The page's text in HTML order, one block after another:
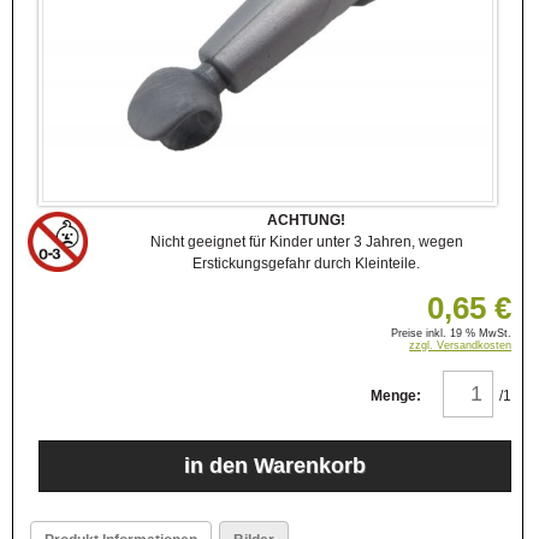
ACHTUNG!
Nicht geeignet für Kinder unter 3 Jahren, wegen
Erstickungsgefahr durch Kleinteile.
0,65 €
Preise inkl. 19 % MwSt.
zzgl. Versandkosten
Menge: /1